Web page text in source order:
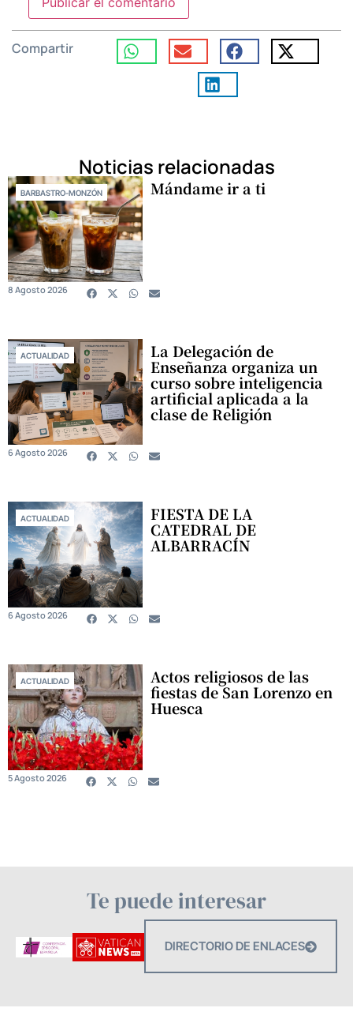
Compartir
Noticias relacionadas
BARBASTRO-MONZÓN Mándame ir a ti
8 Agosto 2026
ACTUALIDAD La Delegación de
Enseñanza organiza un
curso sobre inteligencia
artificial aplicada a la
clase de Religión
6 Agosto 2026
ACTUALIDAD FIESTA DE LA
CATEDRAL DE
ALBARRACÍN
6 Agosto 2026
ACTUALIDAD Actos religiosos de las
fiestas de San Lorenzo en
Huesca
5 Agosto 2026
Te puede interesar
DIRECTORIO DE ENLACES